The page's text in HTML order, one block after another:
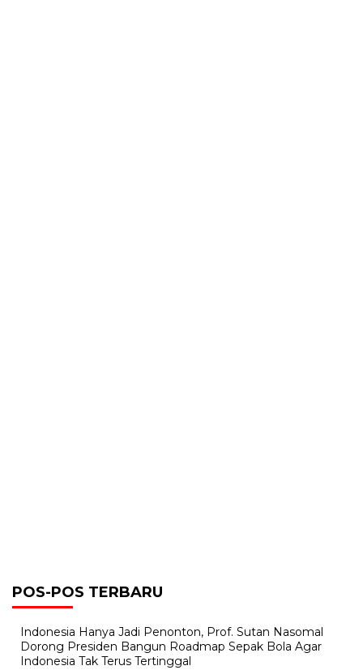
POS-POS TERBARU
Indonesia Hanya Jadi Penonton, Prof. Sutan Nasomal
Dorong Presiden Bangun Roadmap Sepak Bola Agar
Indonesia Tak Terus Tertinggal